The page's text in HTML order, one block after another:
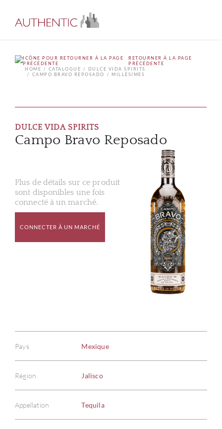
RETOURNER À LA PAGE
PRÉCÉDENTE
HOME
CATALOGUE
DULCE VIDA SPIRITS
CAMPO BRAVO REPOSADO
MILLÉSIMES
DULCE VIDA SPIRITS
Campo Bravo Reposado
Plus de détails sur ce produit
sont disponibles une fois
connecté à un marché.
CONNECTER À UN MARCHÉ
Pays Mexique
Région Jalisco
Appellation Tequila